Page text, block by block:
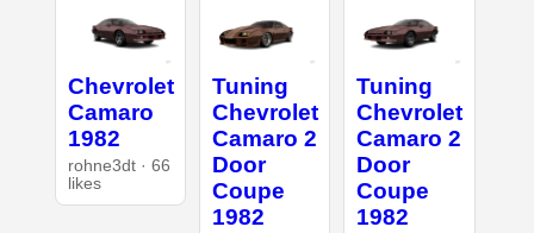
Chevrolet
Camaro
1982
rohne3dt · 66
likes
Tuning
Chevrolet
Camaro 2
Door
Coupe
1982
Tuning
Chevrolet
Camaro 2
Door
Coupe
1982